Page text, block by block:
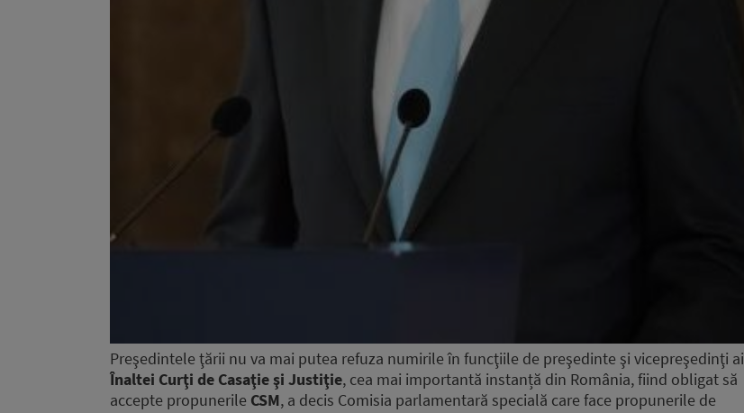
Preşedintele ţării nu va mai putea refuza numirile în funcţiile de preşedinte şi vicepreşedinţi ai
Înaltei Curţi de Casaţie şi Justiţie, cea mai importantă instanță din România, fiind obligat să
accepte propunerile CSM, a decis Comisia parlamentară specială care face propunerile de